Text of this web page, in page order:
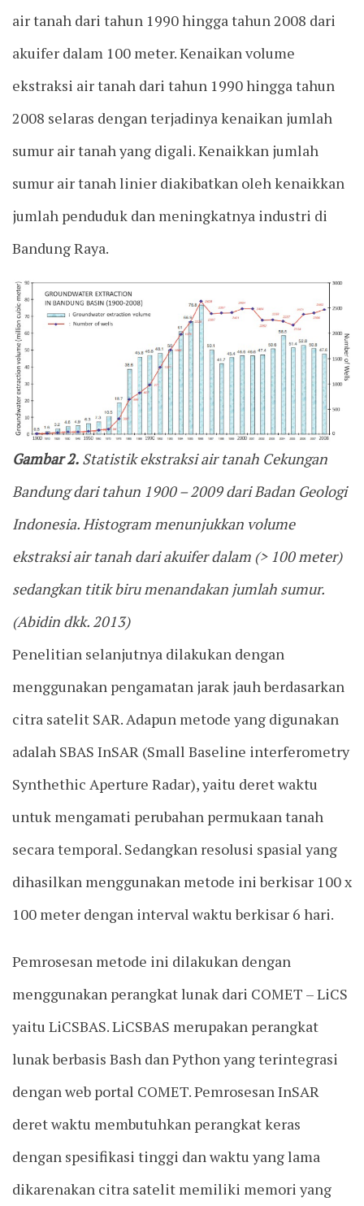
air tanah dari tahun 1990 hingga tahun 2008 dari
akuifer dalam 100 meter. Kenaikan volume
ekstraksi air tanah dari tahun 1990 hingga tahun
2008 selaras dengan terjadinya kenaikan jumlah
sumur air tanah yang digali. Kenaikkan jumlah
sumur air tanah linier diakibatkan oleh kenaikkan
jumlah penduduk dan meningkatnya industri di
Bandung Raya.
Gambar 2. Statistik ekstraksi air tanah Cekungan
Bandung dari tahun 1900 – 2009 dari Badan Geologi
Indonesia. Histogram menunjukkan volume
ekstraksi air tanah dari akuifer dalam (> 100 meter)
sedangkan titik biru menandakan jumlah sumur.
(Abidin dkk. 2013)
Penelitian selanjutnya dilakukan dengan
menggunakan pengamatan jarak jauh berdasarkan
citra satelit SAR. Adapun metode yang digunakan
adalah SBAS InSAR (Small Baseline interferometry
Synthethic Aperture Radar), yaitu deret waktu
untuk mengamati perubahan permukaan tanah
secara temporal. Sedangkan resolusi spasial yang
dihasilkan menggunakan metode ini berkisar 100 x
100 meter dengan interval waktu berkisar 6 hari.
Pemrosesan metode ini dilakukan dengan
menggunakan perangkat lunak dari COMET – LiCS
yaitu LiCSBAS. LiCSBAS merupakan perangkat
lunak berbasis Bash dan Python yang terintegrasi
dengan web portal COMET. Pemrosesan InSAR
deret waktu membutuhkan perangkat keras
dengan spesifikasi tinggi dan waktu yang lama
dikarenakan citra satelit memiliki memori yang